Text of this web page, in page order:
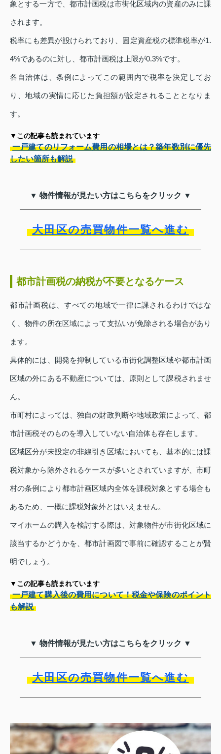
象とする一方で、都市計画税は市街化区域内の資産のみに課
されます。
税率にも差異が設けられており、固定資産税の標準税率が1.
4%であるのに対し、都市計画税は上限が0.3%です。
各自治体は、条例によってこの範囲内で税率を決定してお
り、地域の実情に応じた負担額が設定されることとなりま
す。
▼この記事も読まれています
一戸建てのリフォーム費用の相場とは？築年数別に優先
したい箇所も解説
▼ 物件情報が見たい方はこちらをクリック ▼
大田区の売買物件一覧へ進む
都市計画税の納税が不要となるケース
都市計画税は、すべての地域で一律に課されるわけではな
く、物件の所在区域によって支払いが免除される場合があり
ます。
具体的には、開発を抑制している市街化調整区域や都市計画
区域の外にある不動産については、原則として課税されませ
ん。
市町村によっては、独自の財政判断や地域政策によって、都
市計画税そのものを導入していない自治体も存在します。
区域区分が未設定の非線引き区域においても、基本的には課
税対象から除外されるケースが多いとされていますが、市町
村の条例により都市計画区域内全体を課税対象とする場合も
あるため、一概に課税対象外とはいえません。
マイホームの購入を検討する際は、対象物件が市街化区域に
該当するかどうかを、都市計画図で事前に確認することが賢
明でしょう。
▼この記事も読まれています
一戸建て購入後の費用について！税金や保険のポイント
も解説
▼ 物件情報が見たい方はこちらをクリック ▼
大田区の売買物件一覧へ進む